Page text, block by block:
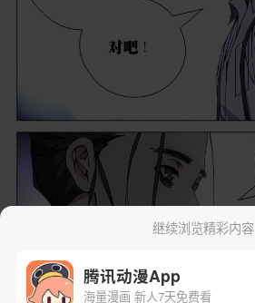
继续浏览精彩内容
腾讯动漫App
海量漫画 新人7天免费看